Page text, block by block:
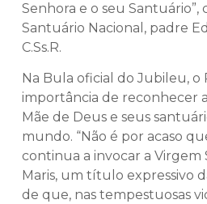
Senhora e o seu Santuário”,
Santuário Nacional, padre
C.Ss.R.
Na Bula oficial do Jubileu, o
importância de reconhecer
Mãe de Deus e seus
mundo. “Não é por acaso
continua a invocar a Virgem
Maris, um título expressivo
de que, nas tempestuosas